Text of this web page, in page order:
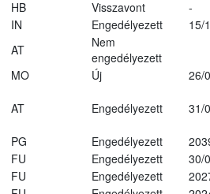
HB Visszavont
-
IN Engedélyezett
15/
AT
Nem
engedélyezett
MO Új
26/
AT Engedélyezett 31/
PG Engedélyezett
FU Engedélyezett
30/
FU Engedélyezett